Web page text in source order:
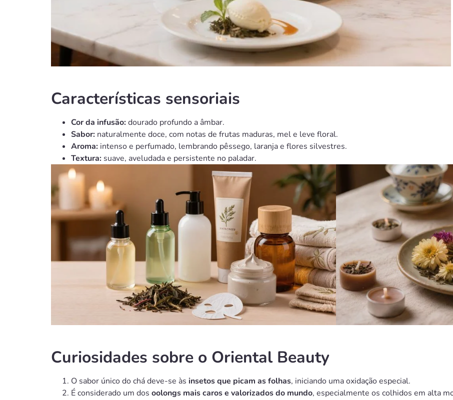
Características sensoriais
Cor da infusão:dourado profundo a âmbar.
Sabor: naturalmente doce, com notas de frutas maduras, mel e leve floral.
Aroma: intenso e perfumado, lembrando pêssego, laranja e flores silvestres.
Textura: suave, aveludada e persistente no paladar.
Curiosidades sobre o Oriental Beauty
O sabor único do chá deve-se às insetos que picam as folhas, iniciando uma oxidação especial.
É considerado um dos oolongs mais caros e valorizados do mundo, especialmente os colhidos em alta